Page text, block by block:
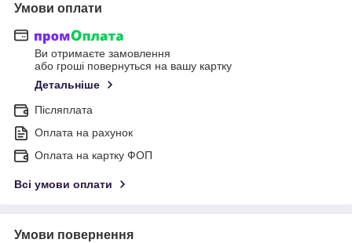
Умови оплати
Ви отримаєте замовлення
або гроші повернуться на вашу картку
Детальніше
Післяплата
Оплата на рахунок
Оплата на картку ФОП
Всі умови оплати
Умови повернення